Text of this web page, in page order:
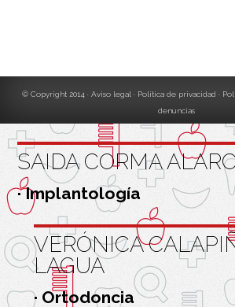
© Copyright 2014 Aviso legal Política de privacidad
denuncias
SAIDA CORMA
· Implantología
VERÓNICA
LAGUA
· Ortodoncia